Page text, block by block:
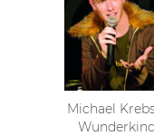
Michael